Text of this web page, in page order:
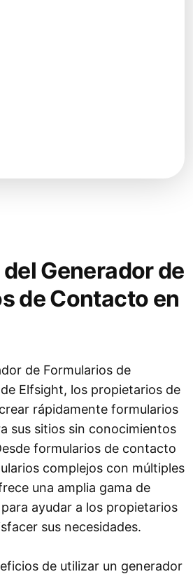
Generador de
de Contacto en
de Formularios de
Elfsight, los propietarios de
rápidamente formularios
sus sitios sin conocimientos
formularios de contacto
complejos con múltiples
una amplia gama de
ayudar a los propietarios
sus necesidades.
de utilizar un generador